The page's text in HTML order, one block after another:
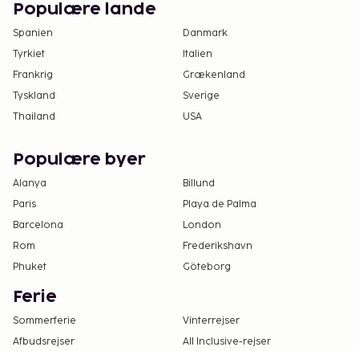
Populære lande
Spanien
Danmark
Tyrkiet
Italien
Frankrig
Grækenland
Tyskland
Sverige
Thailand
USA
Populære byer
Alanya
Billund
Paris
Playa de Palma
Barcelona
London
Rom
Frederikshavn
Phuket
Göteborg
Ferie
Sommerferie
Vinterrejser
Afbudsrejser
All Inclusive-rejser